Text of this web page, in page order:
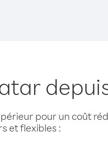
pour un coût
et flexibles :